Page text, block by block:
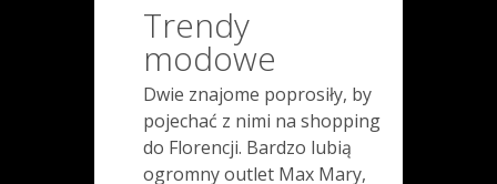
Trendy
modowe
Dwie znajome poprosiły, by
pojechać z nimi na shopping
do Florencji. Bardzo lubią
ogromny outlet Max Mary,